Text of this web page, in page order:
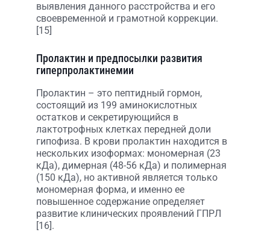
выявления данного расстройства и его
своевременной и грамотной коррекции.
[15]
Пролактин и предпосылки развития
гиперпролактинемии
Пролактин – это пептидный гормон,
состоящий из 199 аминокислотных
остатков и секретирующийся в
лактотрофных клетках передней доли
гипофиза. В крови пролактин находится в
нескольких изоформах: мономерная (23
кДа), димерная (48-56 кДа) и полимерная
(150 кДа), но активной является только
мономерная форма, и именно ее
повышенное содержание определяет
развитие клинических проявлений ГПРЛ
[16].